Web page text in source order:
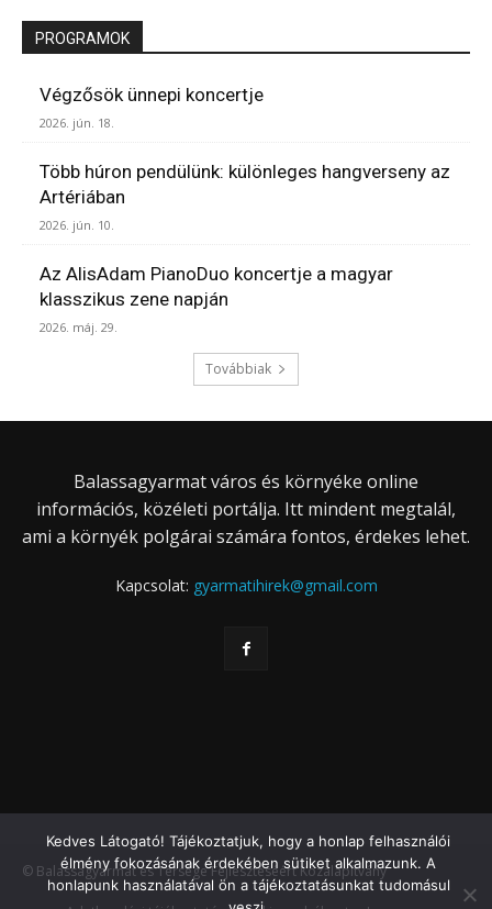
PROGRAMOK
Végzősök ünnepi koncertje
2026. jún. 18.
Több húron pendülünk: különleges hangverseny az
Artériában
2026. jún. 10.
Az AlisAdam PianoDuo koncertje a magyar
klasszikus zene napján
2026. máj. 29.
Továbbiak
Balassagyarmat város és környéke online
információs, közéleti portálja. Itt mindent megtalál,
ami a környék polgárai számára fontos, érdekes lehet.
Kapcsolat: gyarmatihirek@gmail.com
© Balassagyarmat és Térsége Fejlesztéséért Közalapítvány
Kedves Látogató! Tájékoztatjuk, hogy a honlap felhasználói
élmény fokozásának érdekében sütiket alkalmazunk. A
honlapunk használatával ön a tájékoztatásunkat tudomásul